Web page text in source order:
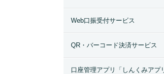
Web口振受付サービス
QR・バーコード決済サービス
口座管理アプリ「しんくみアプ